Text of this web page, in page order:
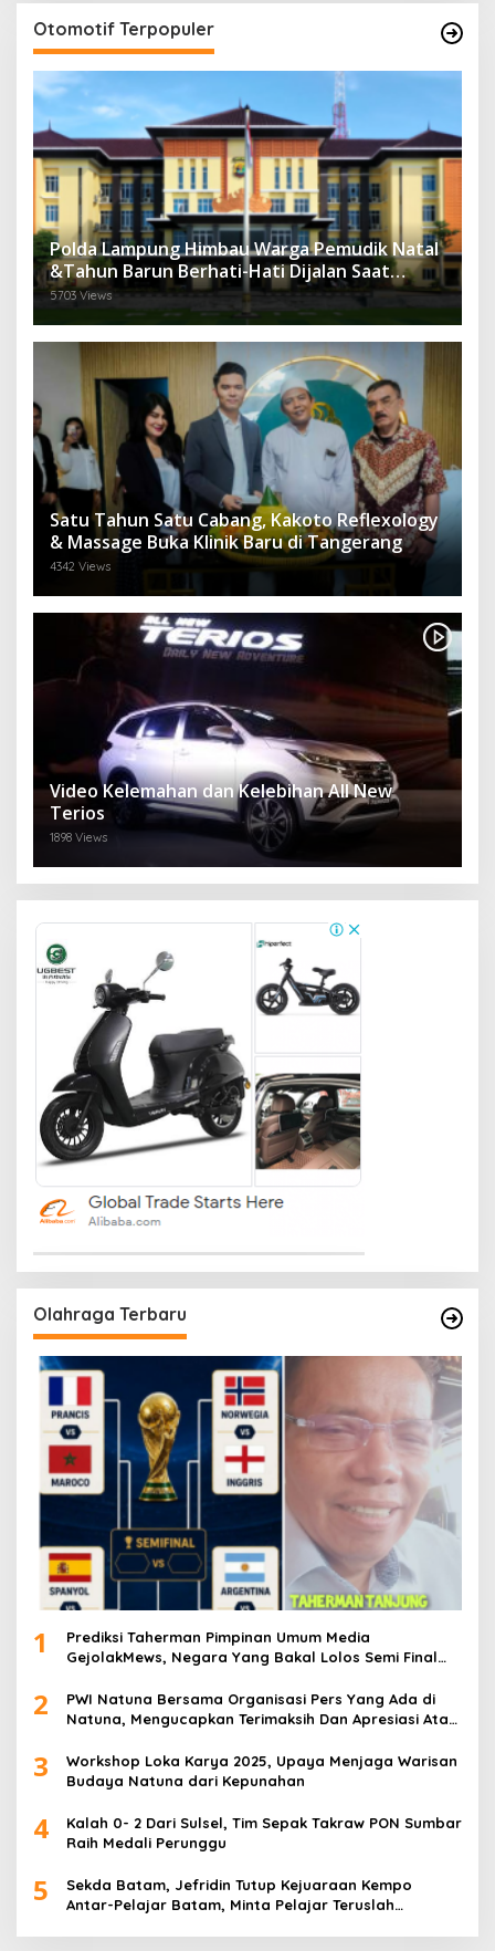
Otomotif Terpopuler
Polda Lampung Himbau Warga Pemudik Natal
&Tahun Barun Berhati-Hati Dijalan Saat
Melintas di -Titik Rawan Kecelakaan
5703 Views
Satu Tahun Satu Cabang, Kakoto Reflexology
& Massage Buka Klinik Baru di Tangerang
4342 Views
Video Kelemahan dan Kelebihan All New
Terios
1898 Views
Olahraga Terbaru
1
Prediksi Taherman Pimpinan Umum Media
GejolakMews, Negara Yang Bakal Lolos Semi Final
2
PWI Natuna Bersama Organisasi Pers Yang Ada di
Natuna, Mengucapkan Terimaksih Dan Apresiasi Atas
dan Insan Pers
3
Workshop Loka Karya 2025, Upaya Menjaga Warisan
Budaya Natuna dari Kepunahan
4
Kalah 0- 2 Dari Sulsel, Tim Sepak Takraw PON Sumbar
Raih Medali Perunggu
5
Sekda Batam, Jefridin Tutup Kejuaraan Kempo
Antar-Pelajar Batam, Minta Pelajar Teruslah